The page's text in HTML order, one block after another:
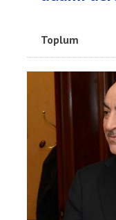
Toplum